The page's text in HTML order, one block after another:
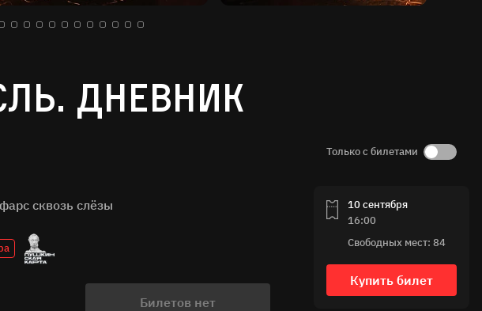
Дневник
сквозь слёзы
Билетов нет
Только с билетами
10 сентября
16:00
Свободных мест: 84
Купить билет